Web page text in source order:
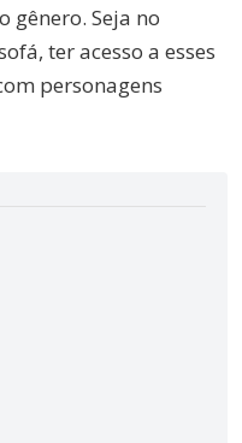
gênero. Seja no
ter acesso a esses
personagens